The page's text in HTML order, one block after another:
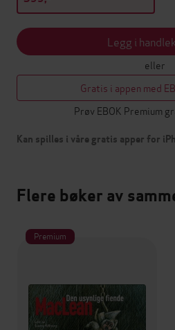
Legg i
eller
Gratis i appen med
Prøv EBOK Premium
Kan spilles i våre gratis apper for
Flere bøker av
Premium